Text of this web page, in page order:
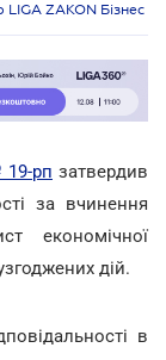
ZAKON Бізнес
рп затвердив
за вчинення
економічної
дій.
в